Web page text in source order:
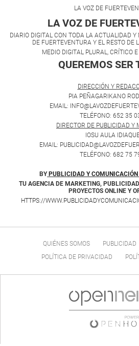
LA VOZ DE
LA VOZ DE
DIARIO DIGITAL CON TODA LA ACTUALIDAD
DE FUERTEVENTURA Y EL RESTO DE
MEDIO DIGITAL PLURAL, CRÍTICO
QUEREMOS SER
DIRECCIÓN Y
PIA PEÑAGARIKANO
EMAIL:
TELÉFONO: 652 35
DIRECTOR DE PUBLICIDAD Y
IOSU AULA
EMAIL:
TELÉFONO: 682 75
BY PUBLICIDAD Y
TU AGENCIA DE MARKETING,
PROYECTOS ONLINE Y
HTTPS://
QUIÉNES SOMOS PUBLICIDAD
POLÍTICA DE PRIVACIDAD